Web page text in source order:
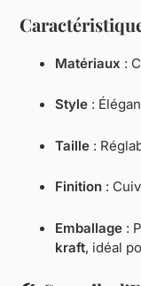
Matériaux :
Style :
Taille :
Finition :
Emballage :
kraft, idéal